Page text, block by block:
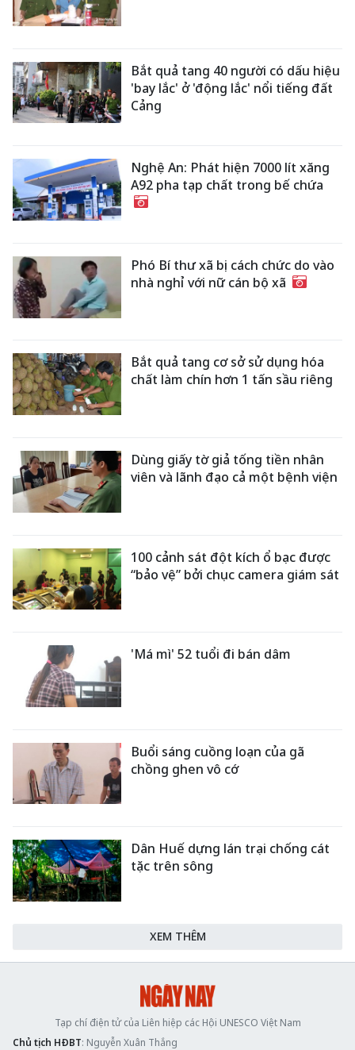
Bắt quả tang 40 người có dấu hiệu
'bay lắc' ở 'động lắc' nổi tiếng đất
Cảng
Nghệ An: Phát hiện 7000 lít xăng
A92 pha tạp chất trong bế chứa
Phó Bí thư xã bị cách chức do vào
nhà nghỉ với nữ cán bộ xã
Bắt quả tang cơ sở sử dụng hóa
chất làm chín hơn 1 tấn sầu riêng
Dùng giấy tờ giả tống tiền nhân
viên và lãnh đạo cả một bệnh viện
100 cảnh sát đột kích ổ bạc được
“bảo vệ” bởi chục camera giám sát
'Má mì' 52 tuổi đi bán dâm
Buổi sáng cuồng loạn của gã
chồng ghen vô cớ
Dân Huế dựng lán trại chống cát
tặc trên sông
XEM THÊM
Tạp chí điện tử của Liên hiệp các Hội UNESCO Việt Nam
Chủ tịch HĐBT: Nguyễn Xuân Thắng